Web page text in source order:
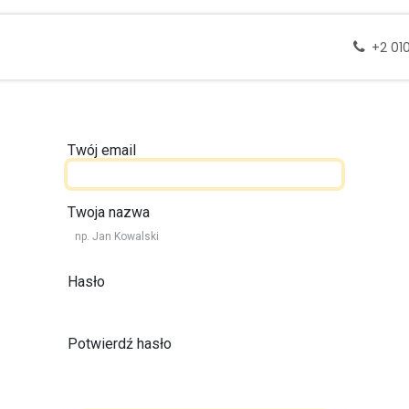
+2
Twój email
Twoja nazwa
Hasło
Potwierdź hasło